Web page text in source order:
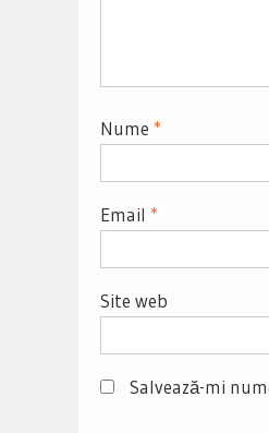
Nume *
Email *
Site web
Salvează-mi